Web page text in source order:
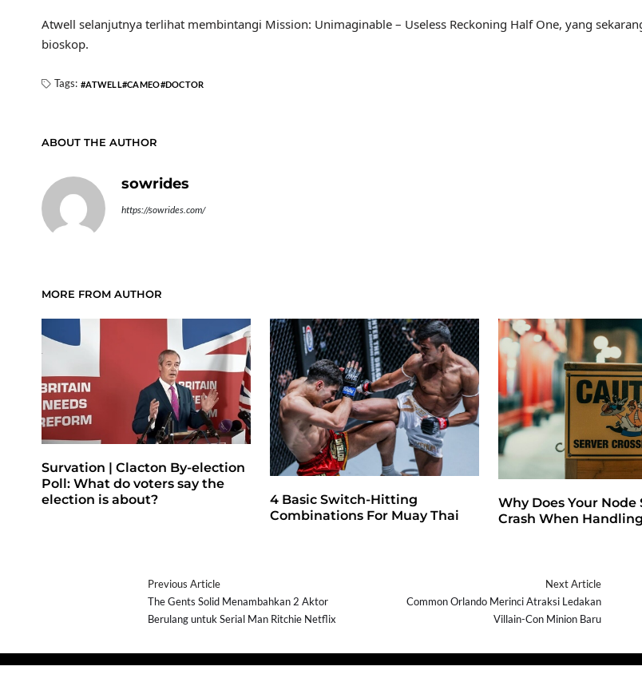
Atwell selanjutnya terlihat membintangi Mission: Unimaginable – Useless Reckoning Half One, yang
bioskop.
Tags: ATWELL CAMEO DOCTOR
ABOUT THE AUTHOR
sowrides
https://sowrides.com/
MORE FROM AUTHOR
Survation | Clacton By-election
Poll: What do voters say the
election is about?
4 Basic Switch-Hitting
Combinations For Muay Thai
Why Does Your Node
Crash When
Previous Article
The Gents Solid Menambahkan 2 Aktor
Berulang untuk Serial Man Ritchie Netflix
Next Article
Common Orlando Merinci Atraksi Ledakan
Villain-Con Minion Baru